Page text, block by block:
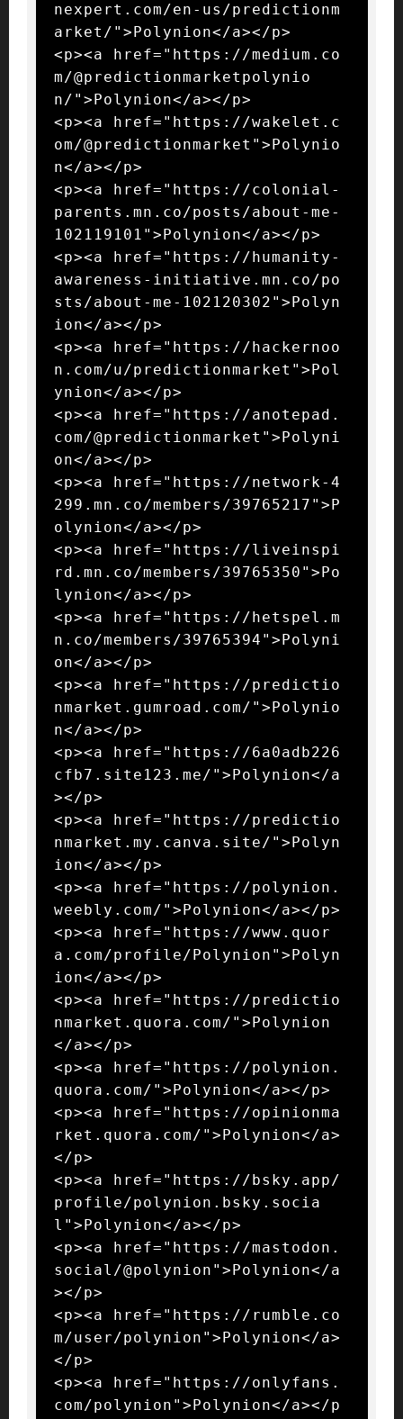
nexpert.com/en-us/predictionm
arket/">Polynion</a></p>
<p><a href="https://medium.co
m/@predictionmarketpolynio
n/">Polynion</a></p>
<p><a href="https://wakelet.c
om/@predictionmarket">Polynio
n</a></p>
<p><a href="https://colonial-
parents.mn.co/posts/about-me-
102119101">Polynion</a></p>
<p><a href="https://humanity-
awareness-initiative.mn.co/po
sts/about-me-102120302">Polyn
ion</a></p>
<p><a href="https://hackernoo
n.com/u/predictionmarket">Pol
ynion</a></p>
<p><a href="https://anotepad.
com/@predictionmarket">Polyni
on</a></p>
<p><a href="https://network-4
299.mn.co/members/39765217">P
olynion</a></p>
<p><a href="https://liveinspi
rd.mn.co/members/39765350">Po
lynion</a></p>
<p><a href="https://hetspel.m
n.co/members/39765394">Polyni
on</a></p>
<p><a href="https://predictio
nmarket.gumroad.com/">Polynio
n</a></p>
<p><a href="https://6a0adb226
cfb7.site123.me/">Polynion</a
></p>
<p><a href="https://predictio
nmarket.my.canva.site/">Polyn
ion</a></p>
<p><a href="https://polynion.
weebly.com/">Polynion</a></p>
<p><a href="https://www.quor
a.com/profile/Polynion">Polyn
ion</a></p>
<p><a href="https://predictio
nmarket.quora.com/">Polynion
</a></p>
<p><a href="https://polynion.
quora.com/">Polynion</a></p>
<p><a href="https://opinionma
rket.quora.com/">Polynion</a>
</p>
<p><a href="https://bsky.app/
profile/polynion.bsky.socia
l">Polynion</a></p>
<p><a href="https://mastodon.
social/@polynion">Polynion</a
></p>
<p><a href="https://rumble.co
m/user/polynion">Polynion</a>
</p>
<p><a href="https://onlyfans.
com/polynion">Polynion</a></p